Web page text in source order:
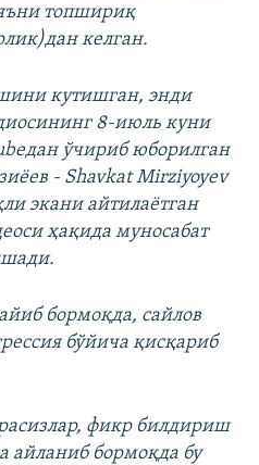
топшириқ
келган.
кутишган, энди
8-июль куни
ўчириб юборилган
- Shavkat Mirziyoyev
экани айтилаётган
ҳақида муносабат
бормоқда, сайлов
бўйича қисқариб
фикр билдириш
айланиб бормоқда бу